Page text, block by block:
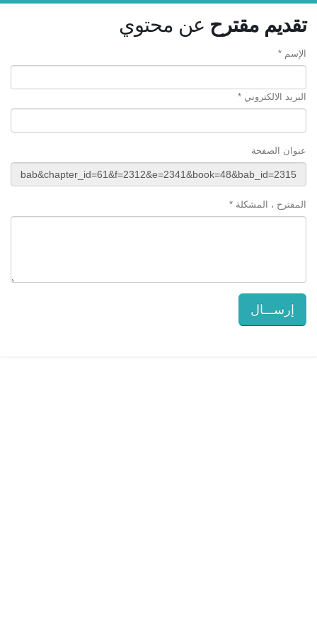
تقديم مقترح عن محتوي
الإسم *
البريد الالكتروني *
عنوان الصفحة
المقترح ، المشكلة *